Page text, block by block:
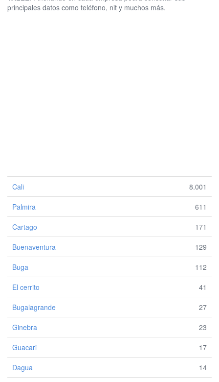
principales datos como teléfono, nit y muchos más.
Cali 8.001
Palmira 611
Cartago 171
Buenaventura 129
Buga 112
El cerrito 41
Bugalagrande 27
Ginebra 23
Guacari 17
Dagua 14